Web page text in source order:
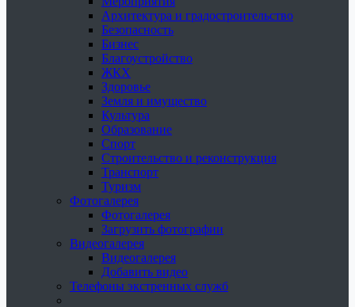
Архитектура и градостроительство
Безопасность
Бизнес
Благоустройство
ЖКХ
Здоровье
Земля и имущество
Культура
Образование
Спорт
Строительство и реконструкция
Транспорт
Туризм
Фотогалерея
Фотогалерея
Загрузить фотографии
Видеогалерея
Видеогалерея
Добавить видео
Телефоны экстренных служб